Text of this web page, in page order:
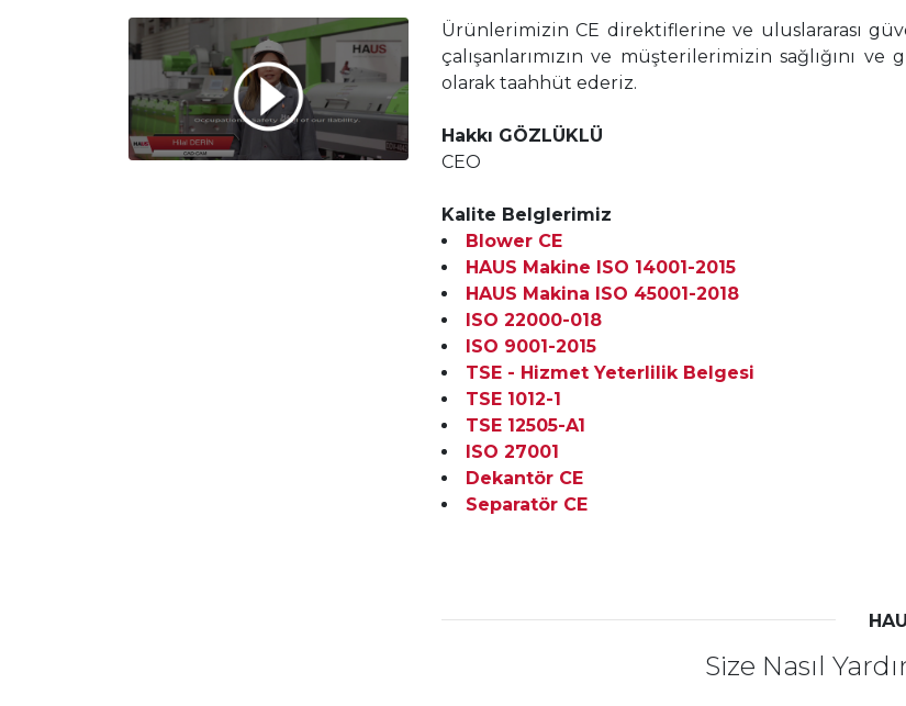
Ürünlerimizin CE direktiflerine ve uluslararası
çalışanlarımızın ve müşterilerimizin sağlığını
olarak taahhüt ederiz.
Hakkı GÖZLÜKLÜ
CEO
Kalite Belglerimiz
Blower CE
HAUS Makine ISO 14001-2015
HAUS Makina ISO 45001-2018
ISO 22000-018
ISO 9001-2015
TSE - Hizmet Yeterlilik Belgesi
TSE 1012-1
TSE 12505-A1
ISO 27001
Dekantör CE
Separatör CE
Size Nasıl